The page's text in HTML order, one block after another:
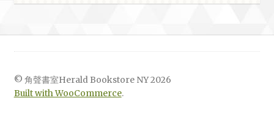
© 角聲書室Herald Bookstore NY 2026
Built with WooCommerce.